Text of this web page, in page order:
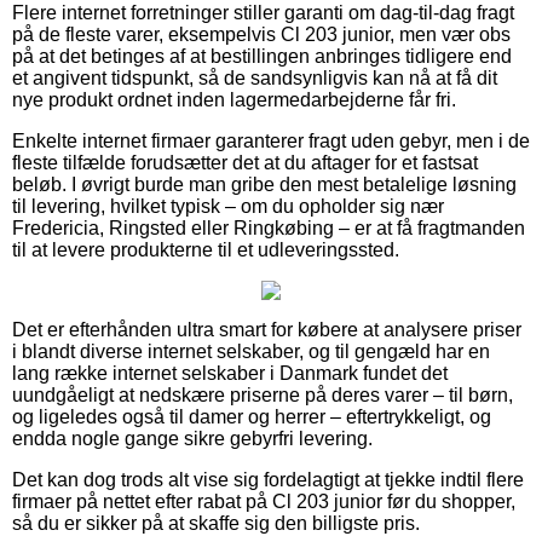
Flere internet forretninger stiller garanti om dag-til-dag fragt
på de fleste varer, eksempelvis Cl 203 junior, men vær obs
på at det betinges af at bestillingen anbringes tidligere end
et angivent tidspunkt, så de sandsynligvis kan nå at få dit
nye produkt ordnet inden lagermedarbejderne får fri.
Enkelte internet firmaer garanterer fragt uden gebyr, men i de
fleste tilfælde forudsætter det at du aftager for et fastsat
beløb. I øvrigt burde man gribe den mest betalelige løsning
til levering, hvilket typisk – om du opholder sig nær
Fredericia, Ringsted eller Ringkøbing – er at få fragtmanden
til at levere produkterne til et udleveringssted.
Det er efterhånden ultra smart for købere at analysere priser
i blandt diverse internet selskaber, og til gengæld har en
lang række internet selskaber i Danmark fundet det
uundgåeligt at nedskære priserne på deres varer – til børn,
og ligeledes også til damer og herrer – eftertrykkeligt, og
endda nogle gange sikre gebyrfri levering.
Det kan dog trods alt vise sig fordelagtigt at tjekke indtil flere
firmaer på nettet efter rabat på Cl 203 junior før du shopper,
så du er sikker på at skaffe sig den billigste pris.